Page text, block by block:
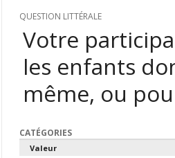
QUESTION LITTÉRALE
Votre
les enfants
même, ou
CATÉGORIES
Valeur